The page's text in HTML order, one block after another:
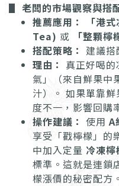
▋ 老闆的市場觀察與
推薦應用：
「港
Tea) 或
「整顆檸
搭配策略： 建議搭
理由： 真正好喝
氣」（來自鮮果中
汁）。 如果單靠
度不一，影響回購
操作建議： 使用A
享受「戳檸檬」的
中加入定量 冷凍
標準。這就是連鎖
檬漲價的秘密配方。